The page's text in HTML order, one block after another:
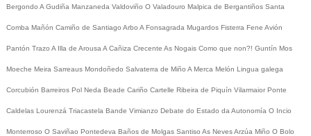
Bergondo A Gudiña Manzaneda Valdoviño O Valadouro Malpica de Bergantiños Santa
Comba Mañón Camiño de Santiago Arbo A Fonsagrada Mugardos Fisterra Fene Avión
Pantón Trazo A Illa de Arousa A Cañiza Crecente As Nogais Como que non?! Guntín Mos
Moeche Meira Sarreaus Mondoñedo Salvaterra de Miño A Merca Melón Lingua galega
Corcubión Barreiros Pol Neda Beade Cariño Cartelle Ribeira de Piquín Vilarmaior Ponte
Caldelas Lourenzá Triacastela Bande Vimianzo Debate do Estado da Autonomía O Incio
Monterroso O Saviñao Pontedeva Baños de Molgas Santiso As NevesArzúa Miño O Bolo